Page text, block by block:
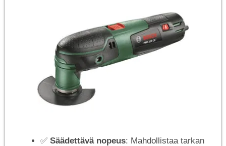
✅ Säädettävä nopeus: Mahdollistaa tarkan